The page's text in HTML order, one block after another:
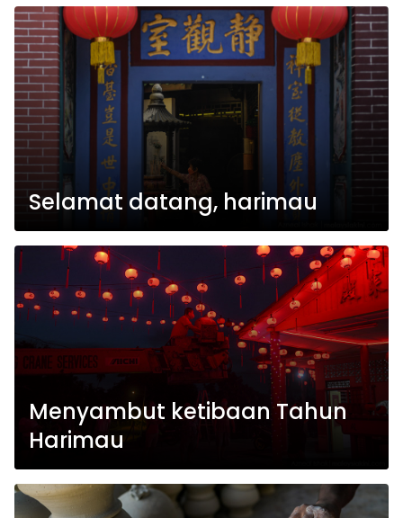
Selamat datang, harimau
Menyambut ketibaan Tahun
Harimau